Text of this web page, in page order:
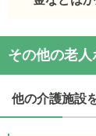
基本的に居
その他の老
他の介護施設